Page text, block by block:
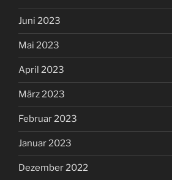
Juni 2023
Mai 2023
April 2023
März 2023
Februar 2023
Januar 2023
Dezember 2022